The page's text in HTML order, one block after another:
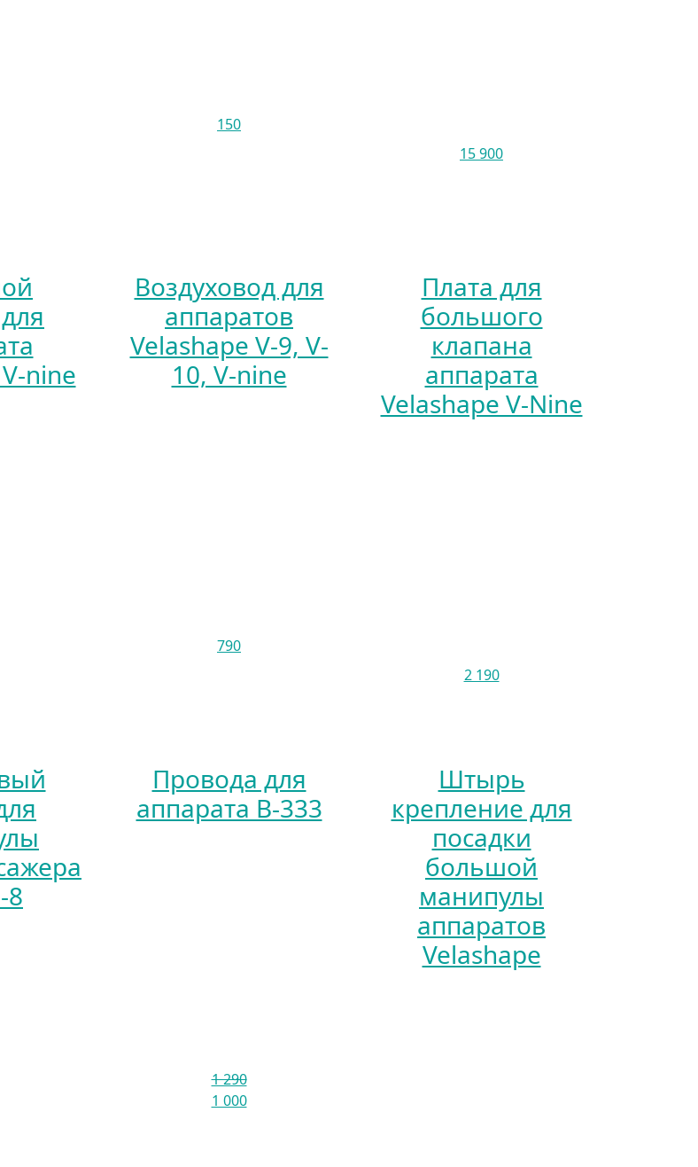
150
15 900
nine
Воздуховод для
аппаратов
Velashape V-9, V-
10, V-nine
790
Плата для
большого
клапана
аппарата
Velashape V-Nine
2 190
8
Провода для
аппарата В-333
1 290
1 000
Штырь
крепление для
посадки
большой
манипулы
аппаратов
Velashape